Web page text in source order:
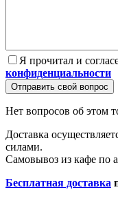
Я прочитал и
конфиденциальности
Отправить свой вопрос
Нет вопросов об этом
Доставка
силами.
Самовывоз из кафе по
Бесплатная доставка